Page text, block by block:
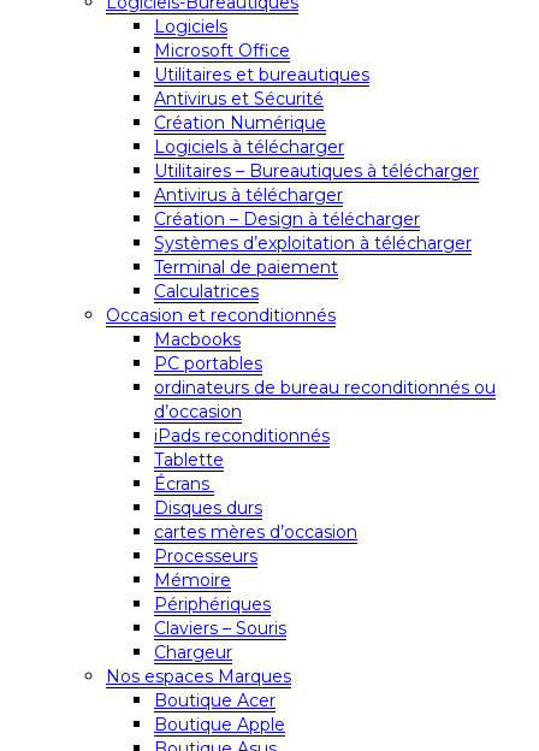
Logiciels
Microsoft Office
Utilitaires et bureautiques
Antivirus et Sécurité
Création Numérique
Logiciels à télécharger
Utilitaires – Bureautiques à télécharger
Antivirus à télécharger
Création – Design à télécharger
Systèmes d’exploitation à télécharger
Terminal de paiement
Calculatrices
Occasion et reconditionnés
Macbooks
PC portables
ordinateurs de bureau reconditionnés ou
d’occasion
iPads reconditionnés
Tablette
Écrans
Disques durs
cartes mères d’occasion
Processeurs
Mémoire
Périphériques
Claviers – Souris
Chargeur
Nos espaces Marques
Boutique Acer
Boutique Apple